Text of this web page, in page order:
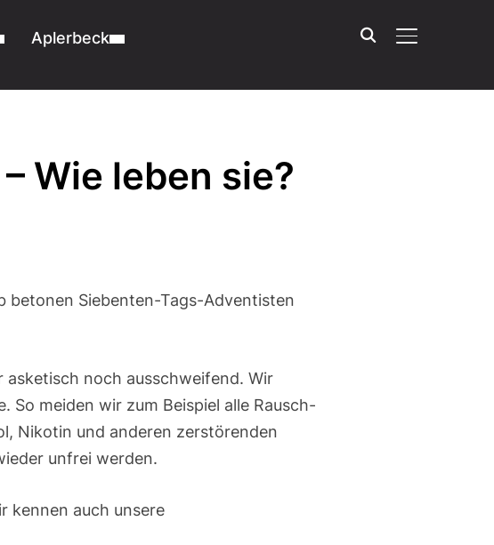
Aplerbeck
Wie leben sie?
betonen Siebenten-Tags-Adventisten
asketisch noch ausschweifend. Wir
So meiden wir zum Beispiel alle Rausch-
Nikotin und anderen zerstörenden
unfrei werden.
kennen auch unsere